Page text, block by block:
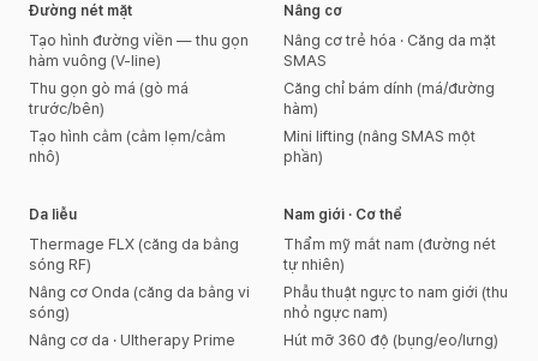
Đường nét mặt
Tạo hình đường viền — thu gọn
hàm vuông (V-line)
Thu gọn gò má (gò má
trước/bên)
Tạo hình cằm (cằm lẹm/cằm
nhô)
Nâng cơ
Nâng cơ trẻ hóa · Căng da mặt
SMAS
Căng chỉ bám dính (má/đường
hàm)
Mini lifting (nâng SMAS một
phần)
Da liễu
Thermage FLX (căng da bằng
sóng RF)
Nâng cơ Onda (căng da bằng vi
sóng)
Nâng cơ da · Ultherapy Prime
Nam giới · Cơ thể
Thẩm mỹ mắt nam (đường nét
tự nhiên)
Phẫu thuật ngực to nam giới (thu
nhỏ ngực nam)
Hút mỡ 360 độ (bụng/eo/lưng)